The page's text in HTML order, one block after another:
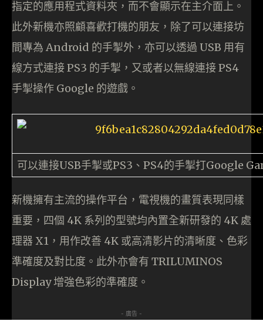
指定的應用程式資料夾，而不會顯示在主介面上。
此外新機亦照顧喜歡打機的朋友，除了可以連接坊
間專為 Android 的手掣外，亦可以透過 USB 用有
線方式連接 PS3 的手掣，又或者以無線連接 PS4
手掣操作 Google 的遊戲。
可以連接USB手掣或PS3、PS4的手掣打Google
新機擁有主流的操作平台，電視機的畫質表現同樣
重要，四個 4K 系列的型號均內置全新研發的 4K 處
理器 X1，用作改善 4K 或高清影片的清晰度、色彩
準確度及對比度。此外亦會有 TRILUMINOS
Display 增強色彩的準確度。
- 廣告 -